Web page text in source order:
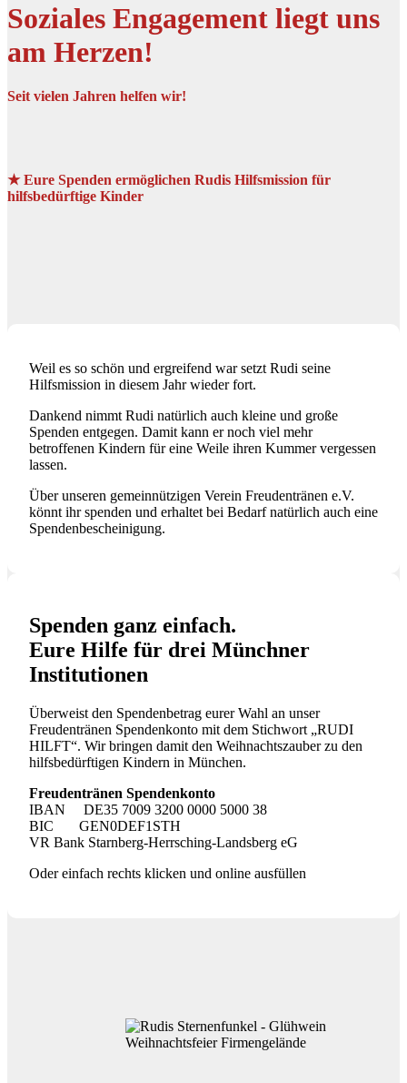
Soziales Engagement liegt uns
am Herzen!
Seit vielen Jahren helfen wir!
★ Eure Spenden ermöglichen Rudis Hilfsmission für
hilfsbedürftige Kinder
Weil es so schön und ergreifend war setzt Rudi seine
Hilfsmission in diesem Jahr wieder fort.
Dankend nimmt Rudi natürlich auch kleine und große
Spenden entgegen. Damit kann er noch viel mehr
betroffenen Kindern für eine Weile ihren Kummer vergessen
lassen.
Über unseren gemeinnützigen Verein Freudentränen e.V.
könnt ihr spenden und erhaltet bei Bedarf natürlich auch eine
Spendenbescheinigung.
Spenden ganz einfach.
Eure Hilfe für drei Münchner
Institutionen
Überweist den Spendenbetrag eurer Wahl an unser
Freudentränen Spendenkonto mit dem Stichwort „RUDI
HILFT“. Wir bringen damit den Weihnachtszauber zu den
hilfsbedürftigen Kindern in München.
Freudentränen Spendenkonto
IBAN DE35 7009 3200 0000 5000 38
BIC GEN0DEF1STH
VR Bank Starnberg-Herrsching-Landsberg eG
Oder einfach rechts klicken und online ausfüllen